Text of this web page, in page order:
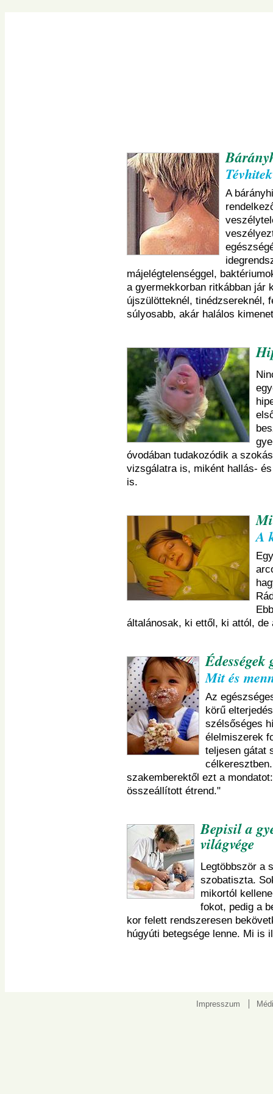
A
májelégtelenséggel,
a gyermekkorban ritkábban jár
újszülötteknél, tinédzsereknél,
súlyosabb, akár halálos
óvodában tudakozódik a
vizsgálatra is, miként hallás-
is.
A
általánosak, ki ettől, ki attól,
Mit és
Az
körű
szélsőséges
élelmiszerek
teljesen gátat
szakemberektől ezt a
összeállított étrend."
Bepisil a
világvége
Legtöbbször a
szobatiszta.
mikortól
fokot, pedig a
kor felett rendszeresen
húgyúti betegsége lenne. Mi is
Impresszum